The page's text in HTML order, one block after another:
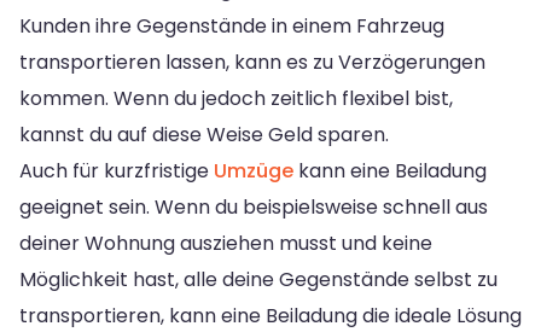
Kunden ihre Gegenstände in einem Fahrzeug
transportieren lassen, kann es zu Verzögerungen
kommen. Wenn du jedoch zeitlich flexibel bist,
kannst du auf diese Weise Geld sparen.
Auch für kurzfristige Umzüge kann eine Beiladung
geeignet sein. Wenn du beispielsweise schnell aus
deiner Wohnung ausziehen musst und keine
Möglichkeit hast, alle deine Gegenstände selbst zu
transportieren, kann eine Beiladung die ideale Lösung